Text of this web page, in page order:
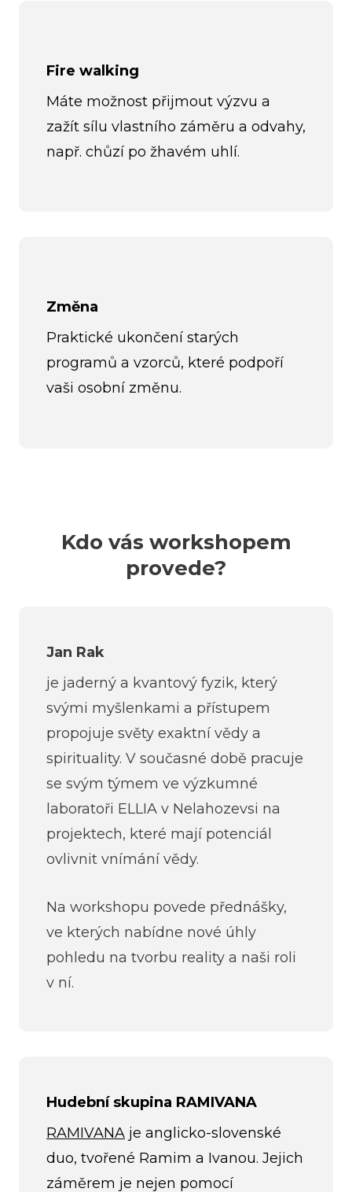
Fire walking
Máte možnost přijmout výzvu a
zažít sílu vlastního záměru a odvahy,
např. chůzí po žhavém uhlí.
Změna
Praktické ukončení starých
programů a vzorců, které podpoří
vaši osobní změnu.
Kdo vás workshopem
provede?
Jan Rak
je jaderný a kvantový fyzik, který
svými myšlenkami a přístupem
propojuje světy exaktní vědy a
spirituality. V současné době pracuje
se svým týmem ve výzkumné
laboratoři ELLIA v Nelahozevsi na
projektech, které mají potenciál
ovlivnit vnímání vědy.
Na workshopu povede přednášky,
ve kterých nabídne nové úhly
pohledu na tvorbu reality a naši roli
v ní.
Hudební skupina RAMIVANA
RAMIVANA je anglicko-slovenské
duo, tvořené Ramim a Ivanou. Jejich
záměrem je nejen pomocí